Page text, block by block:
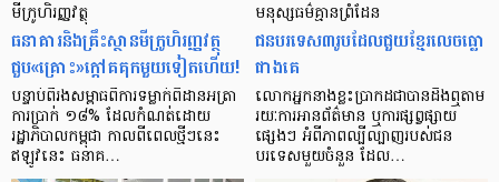
មីក្រូ​ហិរញ្ញវត្ថុ
ធនាគារ​និង​គ្រឹះស្ថាន​មីក្រូ​ហិរញ្ញវត្ថុ​
ជួប«គ្រោះ»ក្តៅ​គគុក​មួយ​ទៀត​ហើយ!
បន្ទាប់​ពី​រង​សម្ពាធ​​ពី​ការ​ទម្លាក់​ពិដាន​អត្រា​
ការ​ប្រាក់ ១៨​% ដែល​កំណត់​ដោយ​
រដ្ឋាភិបាល​កម្ពុជា កាល​ពី​ពេល​ថ្មីៗ​នេះ
ឥឡូវ​នេះ ធនាគ…
មនុស្ស​ធម៌​គ្មាន​ព្រំដែន
ជន​បរទេស​៣​រូប​ដែល​ជួយ​ខ្មែរ​លេច​ធ្លោ​
ជាង​គេ
លោកអ្នក​នាង​ខ្លះ​ប្រាកដ​ជា​បាន​​ដឹង​ឮ​តាម​
រយៈ​ការ​អាន​ព័ត៌មាន ឬ​ការ​ផ្សព្វផ្សាយ​
ផ្សេងៗ អំពី​ភាព​ល្បីល្បាញ​របស់​ជន​
បរទេស​មួយ​ចំនួន ដែល…